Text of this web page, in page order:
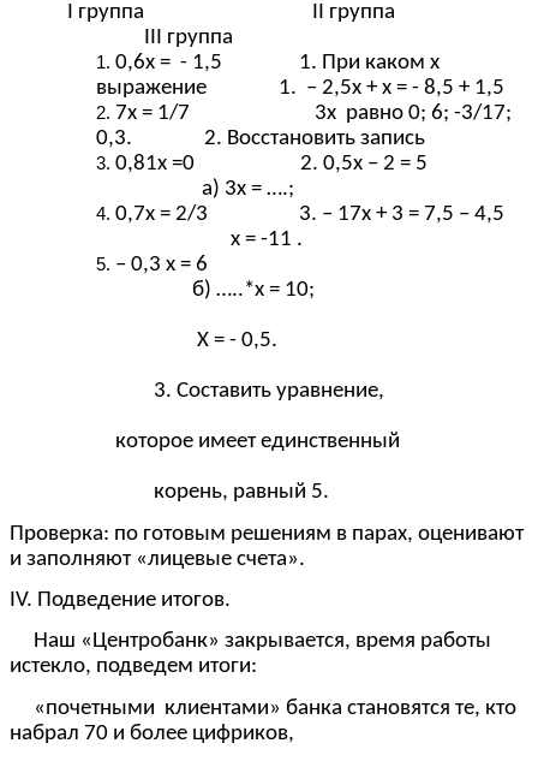
I группа II группа
III группа
0,6х = - 1,5 1. При каком х
выражение 1. – 2,5х + х = - 8,5 + 1,5
7х = 1/7 3х равно 0; 6; -3/17;
0,3. 2. Восстановить запись
0,81х =0 2. 0,5х – 2 = 5
а) 3х = ….;
0,7х = 2/3 3. – 17х + 3 = 7,5 – 4,5
х = -11 .
– 0,3 х = 6
б) …..*х = 10;
Х = - 0,5.
3. Составить уравнение,
которое имеет единственный
корень, равный 5.
Проверка: по готовым решениям в парах, оценивают
и заполняют «лицевые счета».
IV. Подведение итогов.
Наш «Центробанк» закрывается, время работы
истекло, подведем итоги:
«почетными клиентами» банка становятся те, кто
набрал 70 и более цифриков,